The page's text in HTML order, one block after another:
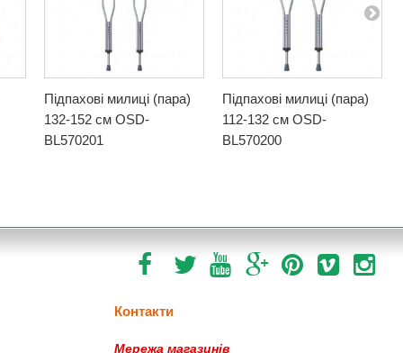
Підпахові милиці (пара)
132-152 см OSD-
BL570201
Підпахові милиці (пара)
112-132 см OSD-
BL570200
Контакти
Мережа магазинів